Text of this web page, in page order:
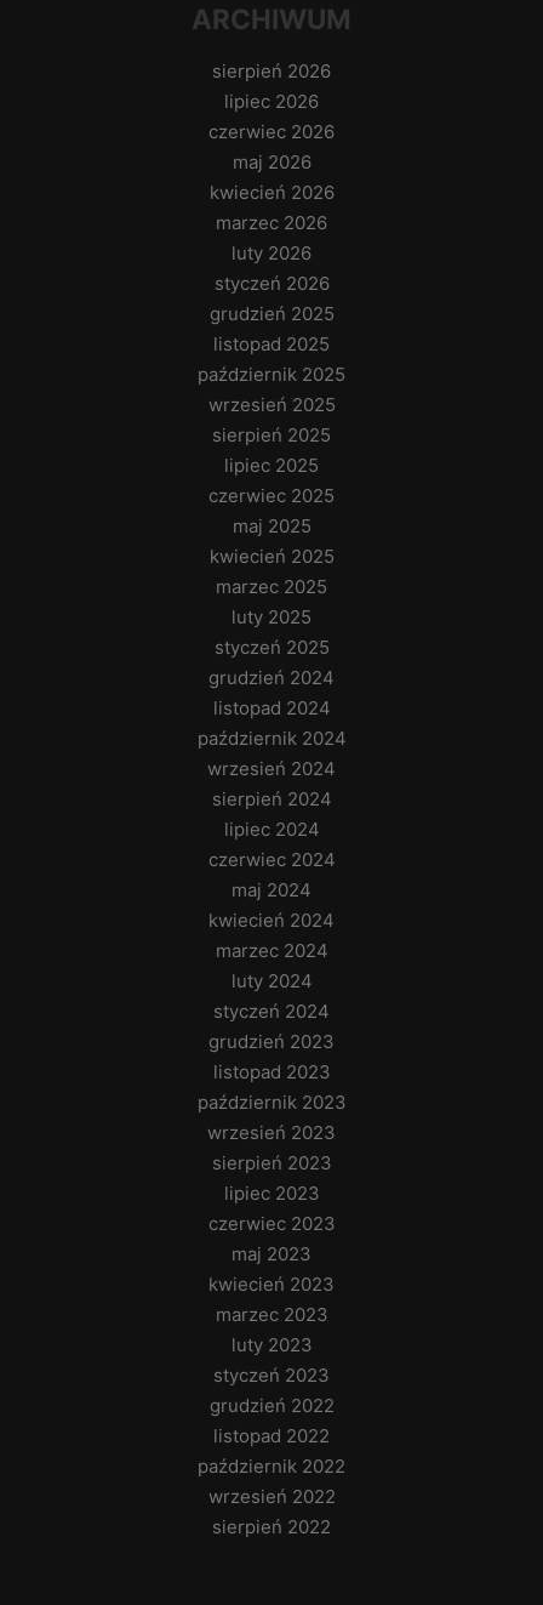
ARCHIWUM
sierpień 2026
lipiec 2026
czerwiec 2026
maj 2026
kwiecień 2026
marzec 2026
luty 2026
styczeń 2026
grudzień 2025
listopad 2025
październik 2025
wrzesień 2025
sierpień 2025
lipiec 2025
czerwiec 2025
maj 2025
kwiecień 2025
marzec 2025
luty 2025
styczeń 2025
grudzień 2024
listopad 2024
październik 2024
wrzesień 2024
sierpień 2024
lipiec 2024
czerwiec 2024
maj 2024
kwiecień 2024
marzec 2024
luty 2024
styczeń 2024
grudzień 2023
listopad 2023
październik 2023
wrzesień 2023
sierpień 2023
lipiec 2023
czerwiec 2023
maj 2023
kwiecień 2023
marzec 2023
luty 2023
styczeń 2023
grudzień 2022
listopad 2022
październik 2022
wrzesień 2022
sierpień 2022